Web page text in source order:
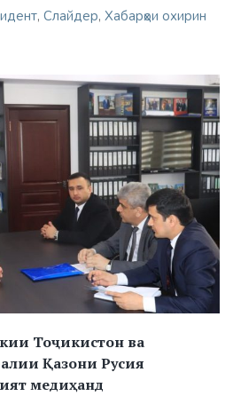
, Слайдер, Хабарҳои охирин
Тоҷикистон ва
Қазони Русия
медиҳанд